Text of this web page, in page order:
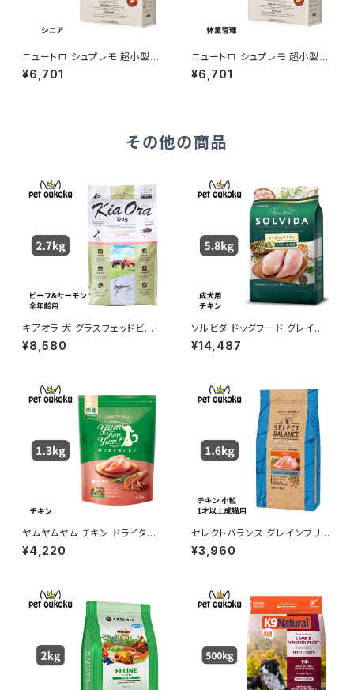
ニュートロ シュプレモ 超小型
犬〜小型犬 エイジングケア 3k
g 4562358781827
¥6,701
ニュートロ シュプレモ 超小型
犬〜小型犬 体重管理用 3kg 4
562358781865
¥6,701
その他の商品
キアオラ 犬 グラスフェッドビー
フ＆サーモン 2.7㎏
¥8,580
ソルビダ ドッグフード グレイン
フリー チキン 室内飼育成犬用
5.8kg 4562312014473
¥14,487
ヤムヤムヤム チキン ドライタイ
プ 1.3kg yum yum yum ! 45
71245859327
¥4,220
セレクトバランス グレインフリー
猫 アダルト チキン 1.6kg キャッ
トフード
¥3,960